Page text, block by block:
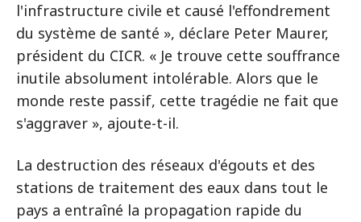
l'infrastructure civile et causé l'effondrement
du système de santé », déclare Peter Maurer,
président du CICR. « Je trouve cette souffrance
inutile absolument intolérable. Alors que le
monde reste passif, cette tragédie ne fait que
s'aggraver », ajoute-t-il.
La destruction des réseaux d'égouts et des
stations de traitement des eaux dans tout le
pays a entraîné la propagation rapide du